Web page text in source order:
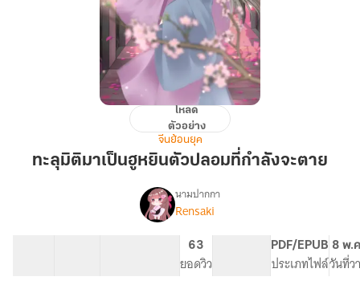
มา
โหลด
ตัวอย่าง
จีนย้อนยุค
ทะลุมิติมาเป็นฮูหยินตัวปลอมที่กำลังจะตาย
เรื่อง
มิติ
มา
เป็น
นามปากกา
Rensaki
63
ยอดวิว
PDF/EPUB
ประเภทไฟล์
8 พ.
วันที่ว